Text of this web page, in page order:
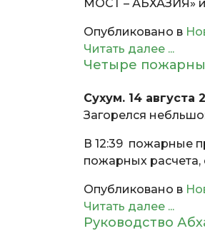
МОСТ – АБХАЗИЯ» и
Опубликовано в
Читать далее ...
Четыре
Сухум. 14 августа
Загорелся
В 12:39 пожарные
пожарных
Опубликовано в
Читать далее ...
Руководство